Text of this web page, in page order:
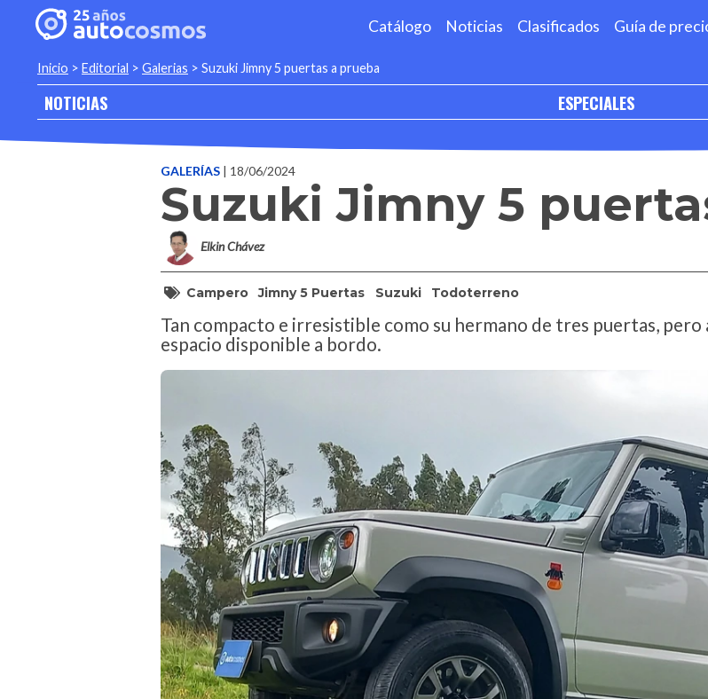
Catálogo Noticias Clasificados Guía de
Inicio > Editorial > Galerias > Suzuki Jimny 5 puertas a prueba
NOTICIAS ESPECIALES
GALERÍAS | 18/06/2024
Suzuki Jimny 5
Elkin Chávez
Campero Jimny 5 Puertas Suzuki Todoterreno
Tan compacto e irresistible como su hermano de tres puertas,
espacio disponible a bordo.